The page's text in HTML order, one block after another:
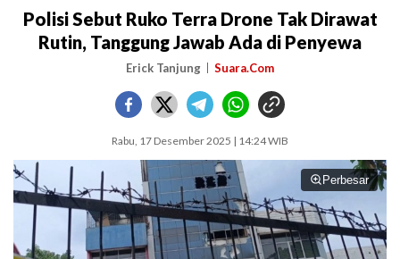
Polisi Sebut Ruko Terra Drone Tak Dirawat
Rutin, Tanggung Jawab Ada di Penyewa
Erick Tanjung Suara.Com
Rabu, 17 Desember 2025 | 14:24 WIB
Perbesar